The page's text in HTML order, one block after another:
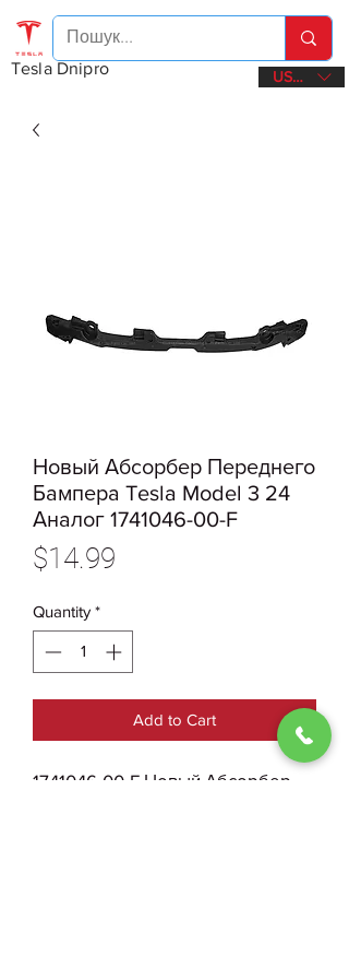
Tesla Dnipro USD ($)
Новый Абсорбер Переднего
Бампера Tesla Model 3 24
Аналог 1741046-00-F
$14.99
Quantity *
Add to Cart
1741046-00-F Новый Абсорбер